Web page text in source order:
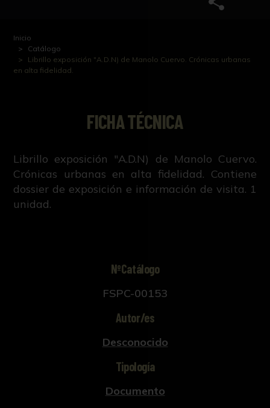
Inicio
Catálogo
Librillo exposición "A.D.N) de Manolo Cuervo. Crónicas urbanas
en alta fidelidad.
FICHA TÉCNICA
Librillo exposición "A.D.N) de Manolo Cuervo.
Crónicas urbanas en alta fidelidad. Contiene
dossier de exposición e información de visita. 1
unidad.
NºCatálogo
FSPC-00153
Autor/es
Desconocido
Tipología
Documento